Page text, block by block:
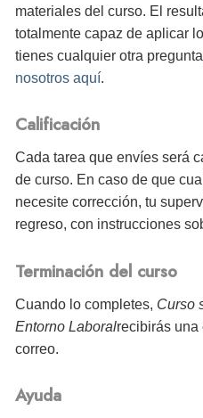
materiales del curso. El
totalmente capaz de aplicar
tienes cualquier otra
nosotros aquí.
Calificación
Cada tarea que envíes será
de curso. En caso de que
necesite corrección, tu
regreso, con instrucciones
Terminación del curso
Cuando lo completes, Curso
Entorno Laboralrecibirás una
correo.
Ayuda